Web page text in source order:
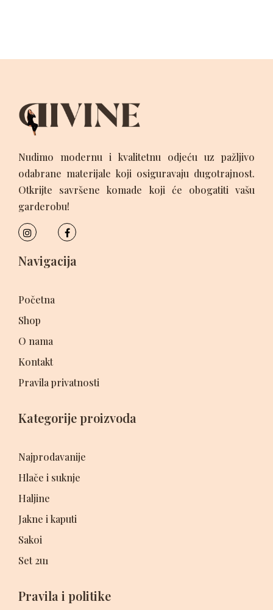
Nudimo modernu i kvalitetnu odjeću uz pažljivo
odabrane materijale koji osiguravaju dugotrajnost.
Otkrijte savršene komade koji će obogatiti vašu
garderobu!
Navigacija
Početna
Shop
O nama
Kontakt
Pravila privatnosti
Kategorije proizvoda
Najprodavanije
Hlače i suknje
Haljine
Jakne i kaputi
Sakoi
Set 2u1
Pravila i politike